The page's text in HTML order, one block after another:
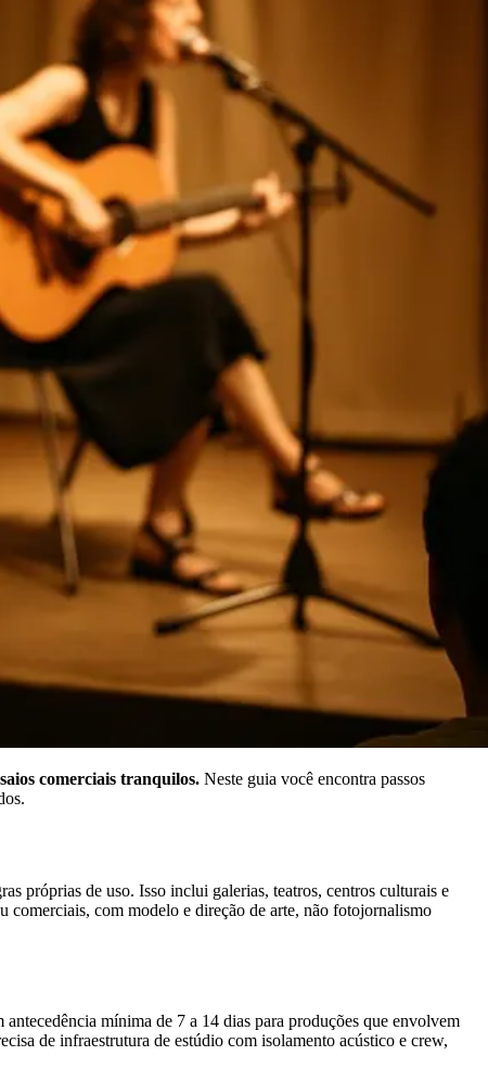
comerciais tranquilos. Neste guia você encontra passos
próprias de uso. Isso inclui galerias, teatros, centros culturais e
comerciais, com modelo e direção de arte, não fotojornalismo
mínima de 7 a 14 dias para produções que envolvem
de infraestrutura de estúdio com isolamento acústico e crew,